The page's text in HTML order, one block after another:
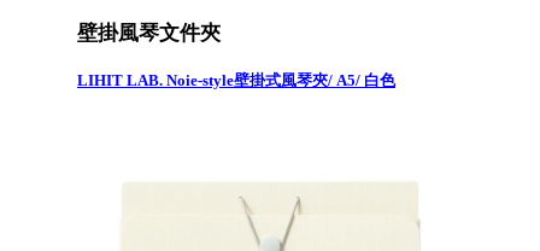
壁掛風琴文件夾
LIHIT LAB. Noie-style壁掛式風琴夾/ A5/ 白色